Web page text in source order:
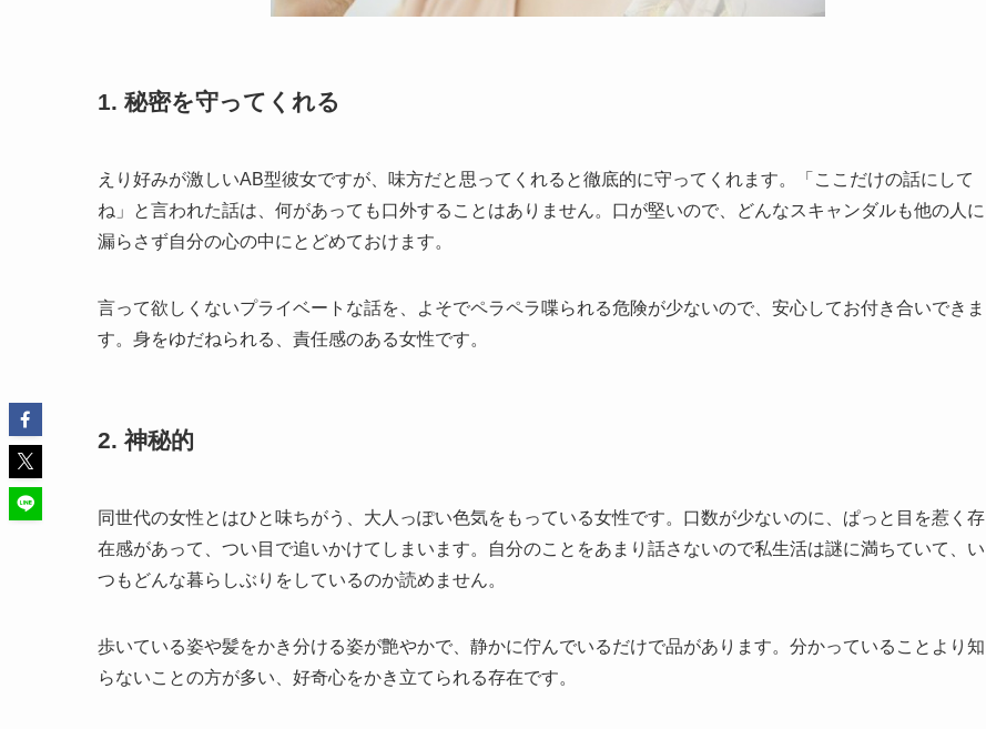
1. 秘密を守ってくれる
えり好みが激しいAB型彼女ですが、味方だと思ってくれると徹底的に守ってくれます。「ここだけの話にして
ね」と言われた話は、何があっても口外することはありません。口が堅いので、どんなスキャンダルも他の人に
漏らさず自分の心の中にとどめておけます。
言って欲しくないプライベートな話を、よそでペラペラ喋られる危険が少ないので、安心してお付き合いできま
す。身をゆだねられる、責任感のある女性です。
2. 神秘的
同世代の女性とはひと味ちがう、大人っぽい色気をもっている女性です。口数が少ないのに、ぱっと目を惹く存
在感があって、つい目で追いかけてしまいます。自分のことをあまり話さないので私生活は謎に満ちていて、い
つもどんな暮らしぶりをしているのか読めません。
歩いている姿や髪をかき分ける姿が艶やかで、静かに佇んでいるだけで品があります。分かっていることより知
らないことの方が多い、好奇心をかき立てられる存在です。